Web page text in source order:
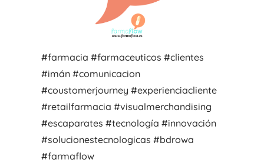
#farmacia #farmaceuticos #clientes
#imán #comunicacion
#coustomerjourney #experienciacliente
#retailfarmacia #visualmerchandising
#escaparates #tecnología #innovación
#solucionestecnologicas #bdrowa
#farmaflow